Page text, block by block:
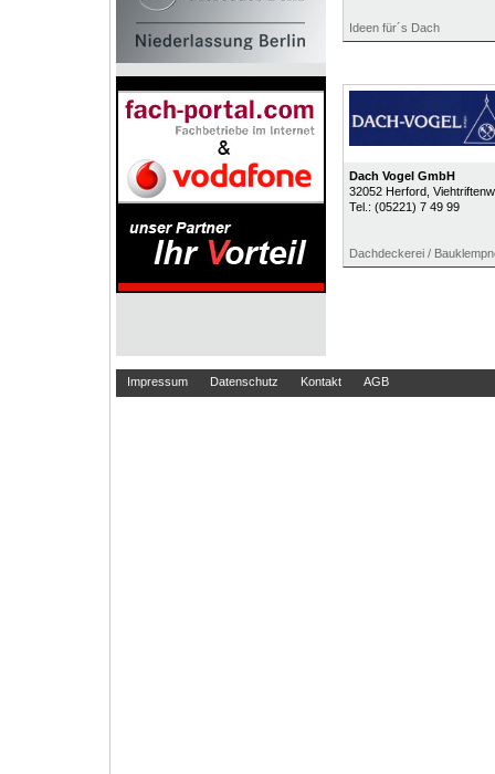
Ideen für´s Dach
Dach Vogel GmbH
32052 Herford,
Tel.: (05221) 7 49 99
Dachdeckerei /
Impressum Datenschutz Kontakt AGB